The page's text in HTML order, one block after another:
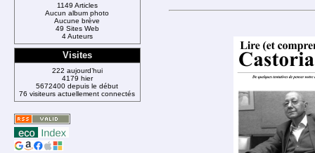
1149 Articles
Aucun album photo
Aucune brève
49 Sites Web
4 Auteurs
Visites
222 aujourd’hui
4179 hier
5672400 depuis le début
76 visiteurs actuellement connectés